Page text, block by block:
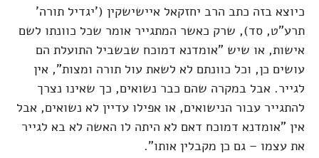
כיוצא בזה כתב הרב יחזקאל איישישקין ('יגדיל תורה'
תרע"ט, סד), שרק כאשר המתגייר אומר שכל כוונתו לשם
אישות, או שיש "אומדנא דמוכח שבשביל התועלת הם
עושים כן, וכל כוונתם לא לשאת עול תורה ומצות", אין
לגייר. אבל במקרה שהם כבר נשואים, כך שאינו נצרך
להתגייר עבור הנישואים, או אפילו עדיין לא נשואים, אבל
אין "אומדנא דמוכח דאם לא היתה לו האשה לא בא לגייר
את עצמו – גם כן מקבלין אותו".